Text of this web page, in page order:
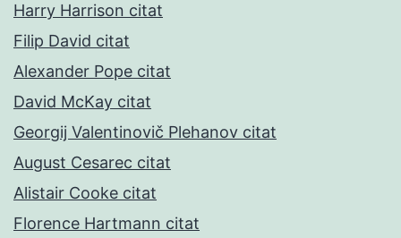
Harry Harrison citat
Filip David citat
Alexander Pope citat
David McKay citat
Georgij Valentinovič Plehanov citat
August Cesarec citat
Alistair Cooke citat
Florence Hartmann citat